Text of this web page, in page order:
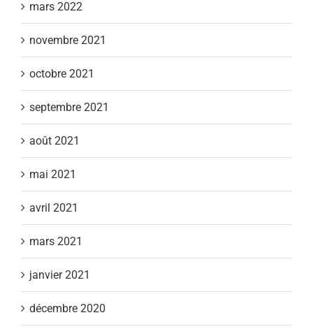
mars 2022
novembre 2021
octobre 2021
septembre 2021
août 2021
mai 2021
avril 2021
mars 2021
janvier 2021
décembre 2020